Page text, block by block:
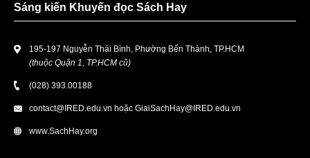
Sáng kiến Khuyến đọc Sách Hay
195-197 Nguyễn Thái Bình, Phường Bến Thành, TP.HCM
(thuộc Quận 1, TP.HCM cũ)
(028) 393.00188
contact@IRED.edu.vn hoặc GiaiSachHay@IRED.edu.vn
www.SachHay.org